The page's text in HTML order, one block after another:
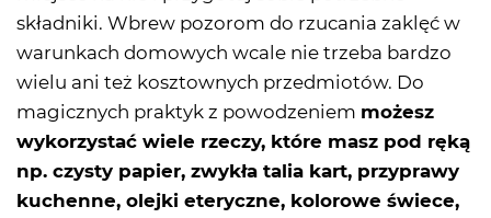
składniki. Wbrew pozorom do rzucania zaklęć w
warunkach domowych wcale nie trzeba bardzo
wielu ani też kosztownych przedmiotów. Do
magicznych praktyk z powodzeniem możesz
wykorzystać wiele rzeczy, które masz pod ręką
np. czysty papier, zwykła talia kart, przyprawy
kuchenne, olejki eteryczne, kolorowe świece,